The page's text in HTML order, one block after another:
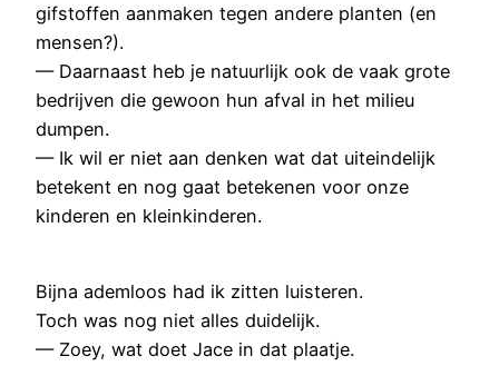
gifstoffen aanmaken tegen andere planten (en
mensen?).
— Daarnaast heb je natuurlijk ook de vaak grote
bedrijven die gewoon hun afval in het milieu
dumpen.
— Ik wil er niet aan denken wat dat uiteindelijk
betekent en nog gaat betekenen voor onze
kinderen en kleinkinderen.
Bijna ademloos had ik zitten luisteren.
Toch was nog niet alles duidelijk.
— Zoey, wat doet Jace in dat plaatje.